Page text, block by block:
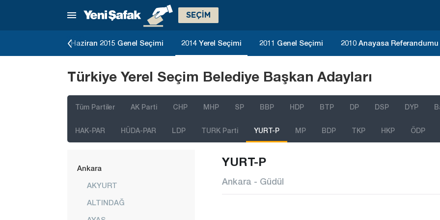
SEÇİM
Haziran 2015 Genel Seçimi 2014 Yerel Seçimi 2011 Genel Seçimi 2010 Anayasa Referandumu
Türkiye Yerel Seçim Belediye Başkan Adayları
Tüm Partiler AK Parti CHP MHP SP BBP HDP BTP DP DSP DYP
HAK-PAR HÜDA-PAR LDP TURK Parti YURT-P MP BDP TKP HKP ÖDP
Ankara
AKYURT
ALTINDAĞ
YURT-P
Ankara - Güdül